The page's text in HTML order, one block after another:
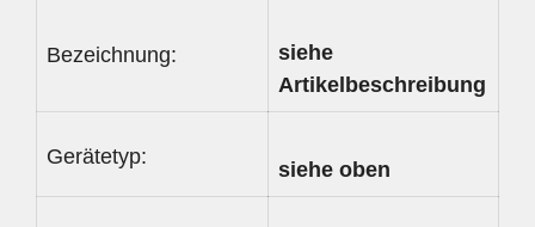
Bezeichnung:
siehe
Artikelbeschreibung
Gerätetyp:
siehe oben